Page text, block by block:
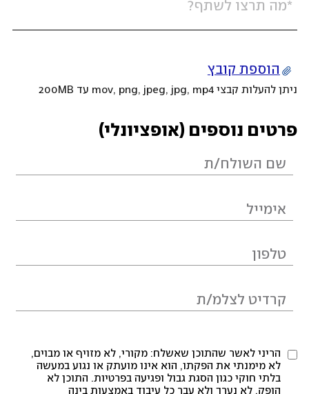
הוספת קובץ
ניתן להעלות קבצי mov, png, jpeg, jpg, mp4 עד 200MB
פרטים נוספים (אופציונלי)
הריני לאשר שהתוכן שאשלח: מקורי, לא מזויף או מבוים,
לא מימנתי את הפקתו, הוא אינו מועתק או נגוע במעשה
בלתי חוקי כגון הסגת גבול ופגיעה בפרטיות. התוכן לא
הופק, לא נערך ולא עבר כל עיבוד באמצעות בינה